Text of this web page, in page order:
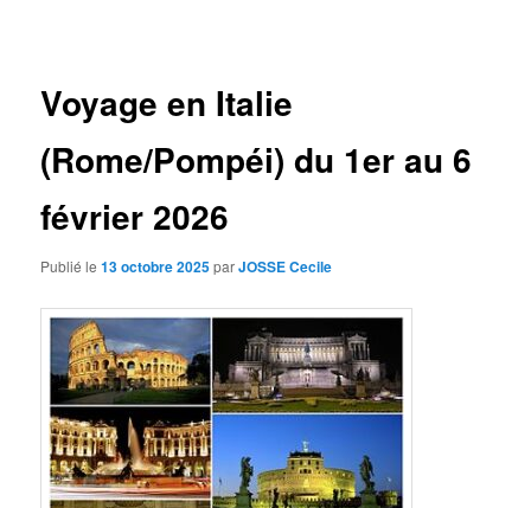
Voyage en Italie
(Rome/Pompéi) du 1er au 6
février 2026
Publié le13 octobre 2025parJOSSE Cecile